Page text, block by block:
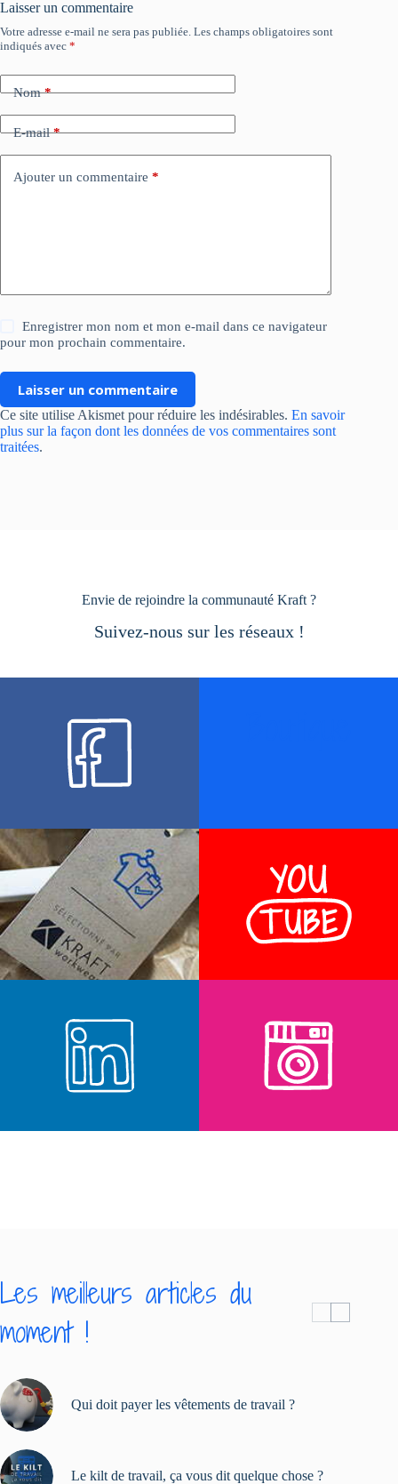
Laisser un commentaire
Votre adresse e-mail ne sera pas publiée. Les champs obligatoires sont
indiqués avec *
Nom*
E-mail*
Ajouter un commentaire *
Enregistrer mon nom et mon e-mail dans ce navigateur
pour mon prochain commentaire.
Laisser un commentaire
Ce site utilise Akismet pour réduire les indésirables. En savoir
plus sur la façon dont les données de vos commentaires sont
traitées.
Envie de rejoindre la communauté Kraft ?
Suivez-nous sur les réseaux !
Les meilleurs articles du
moment !
Qui doit payer les vêtements de travail ?
Le kilt de travail, ça vous dit quelque chose ?